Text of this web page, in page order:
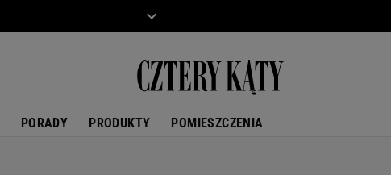
PORADY PRODUKTY POMIESZCZENIA